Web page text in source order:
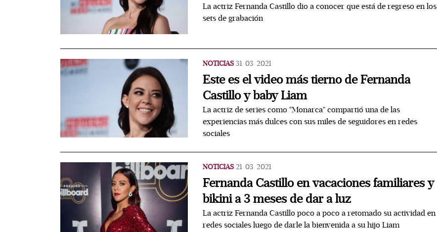
La actriz Fernanda Castillo dio a conocer que está de regreso en los
sets de grabación
NOTICIAS 31/03/2021
Este es el video más tierno de Fernanda
Castillo y baby Liam
La actriz de series como "Monarca" compartió una de las
experiencias más dulces con sus miles de seguidores en redes
sociales
NOTICIAS 21/03/2021
Fernanda Castillo en vacaciones familiares y
bikini a 3 meses de dar a luz
La actriz Fernanda Castillo poco a poco a retomado su actividad en
redes sociales luego de darle la bienvenida a su hijo Liam